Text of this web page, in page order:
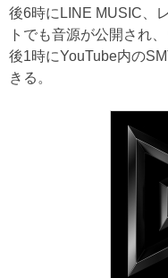
後6時にLINE MUSIC、
トでも音源が公開され
後1時にYouTube内の
きる。